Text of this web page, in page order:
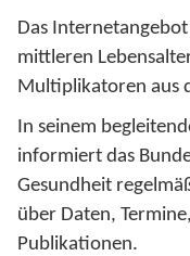
Das
mittleren
Multiplikatoren aus
In seinem
informiert das
Gesundheit
über Daten,
Publikationen.